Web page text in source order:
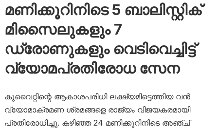
മണിക്കൂറിനിടെ 5 ബാലിസ്റ്റിക്
മിസൈലുകളും 7
ഡ്രോണുകളും വെടിവെച്ചിട്ട്
വ്യോമപ്രതിരോധ സേന
കുവൈറ്റിന്റെ ആകാശപരിധി ലക്ഷ്യമിട്ടെത്തിയ വൻ
വ്യോമാക്രമണ ശ്രമങ്ങളെ രാജ്യം വിജയകരമായി
പ്രതിരോധിച്ചു. കഴിഞ്ഞ 24 മണിക്കൂറിനിടെ അഞ്ച്